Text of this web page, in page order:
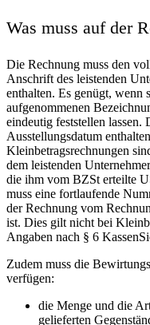
Was muss auf der
Die Rechnung muss den
Anschrift des leistenden
enthalten. Es genügt, wenn
aufgenommenen
eindeutig feststellen lassen.
Ausstellungsdatum
Kleinbetragsrechnungen
dem leistenden
die ihm vom BZSt erteilte
muss eine fortlaufende
der Rechnung vom
ist. Dies gilt nicht bei
Angaben nach § 6
Zudem muss die
verfügen:
die Menge und die
gelieferten